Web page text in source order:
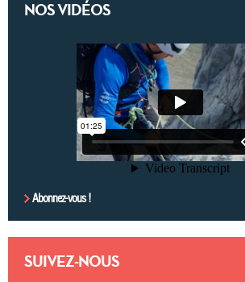
NOS VIDÉOS
Abonnez-vous !
SUIVEZ-NOUS